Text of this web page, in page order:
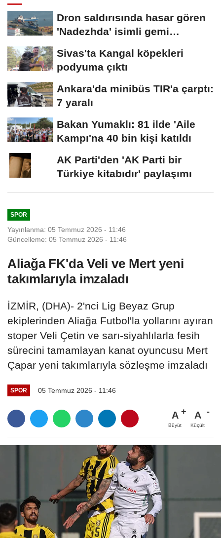
Dron saldırısında hasar gören
'Nadezhda' isimli gemi
Sivas'ta Kangal köpekleri
podyuma çıktı
Ankara'da minibüs TIR'a çarptı:
7 yaralı
Bakan Yumaklı: 81 ilde 'Aile
Kampı'na 40 bin kişi katıldı
AK Parti'den 'AK Parti bir
Türkiye kitabıdır' paylaşımı
SPOR
Yayınlanma: 05 Temmuz 2026 - 11:46
Güncelleme: 05 Temmuz 2026 - 11:46
Aliağa FK'da Veli ve Mert yeni
takımlarıyla imzaladı
İZMİR, (DHA)- 2'nci Lig Beyaz Grup
ekiplerinden Aliağa Futbol'la yollarını ayıran
stoper Veli Çetin ve sarı-siyahlılarla fesih
sürecini tamamlayan kanat oyuncusu Mert
Çapar yeni takımlarıyla sözleşme imzaladı
SPOR 05 Temmuz 2026 - 11:46
A
Büyüt
A
Küçült